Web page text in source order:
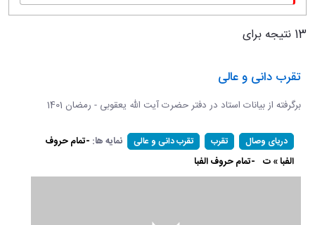
13 نتیجه برای
تقرب دانی و عالی
برگرفته از بیانات استاد در دفتر حضرت آیت الله یعقوبی - رمضان 1401
دریای وصال تقرب تقرب دانی و عالی نمایه ها: -تمام حروف
الفبا » ت -تمام حروف الفبا